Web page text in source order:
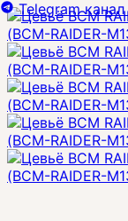
Telegram канал